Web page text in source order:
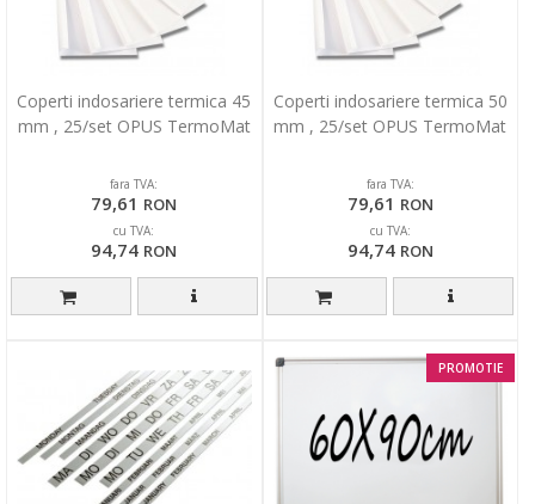
Coperti indosariere termica 45
mm , 25/set OPUS TermoMat
fara TVA:
79,61 RON
cu TVA:
94,74 RON
Coperti indosariere termica 50
mm , 25/set OPUS TermoMat
fara TVA:
79,61 RON
cu TVA:
94,74 RON
PROMOTIE